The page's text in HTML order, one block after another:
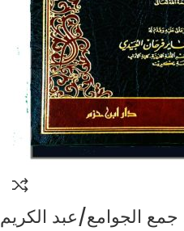
الجوامع/عبد الكريم